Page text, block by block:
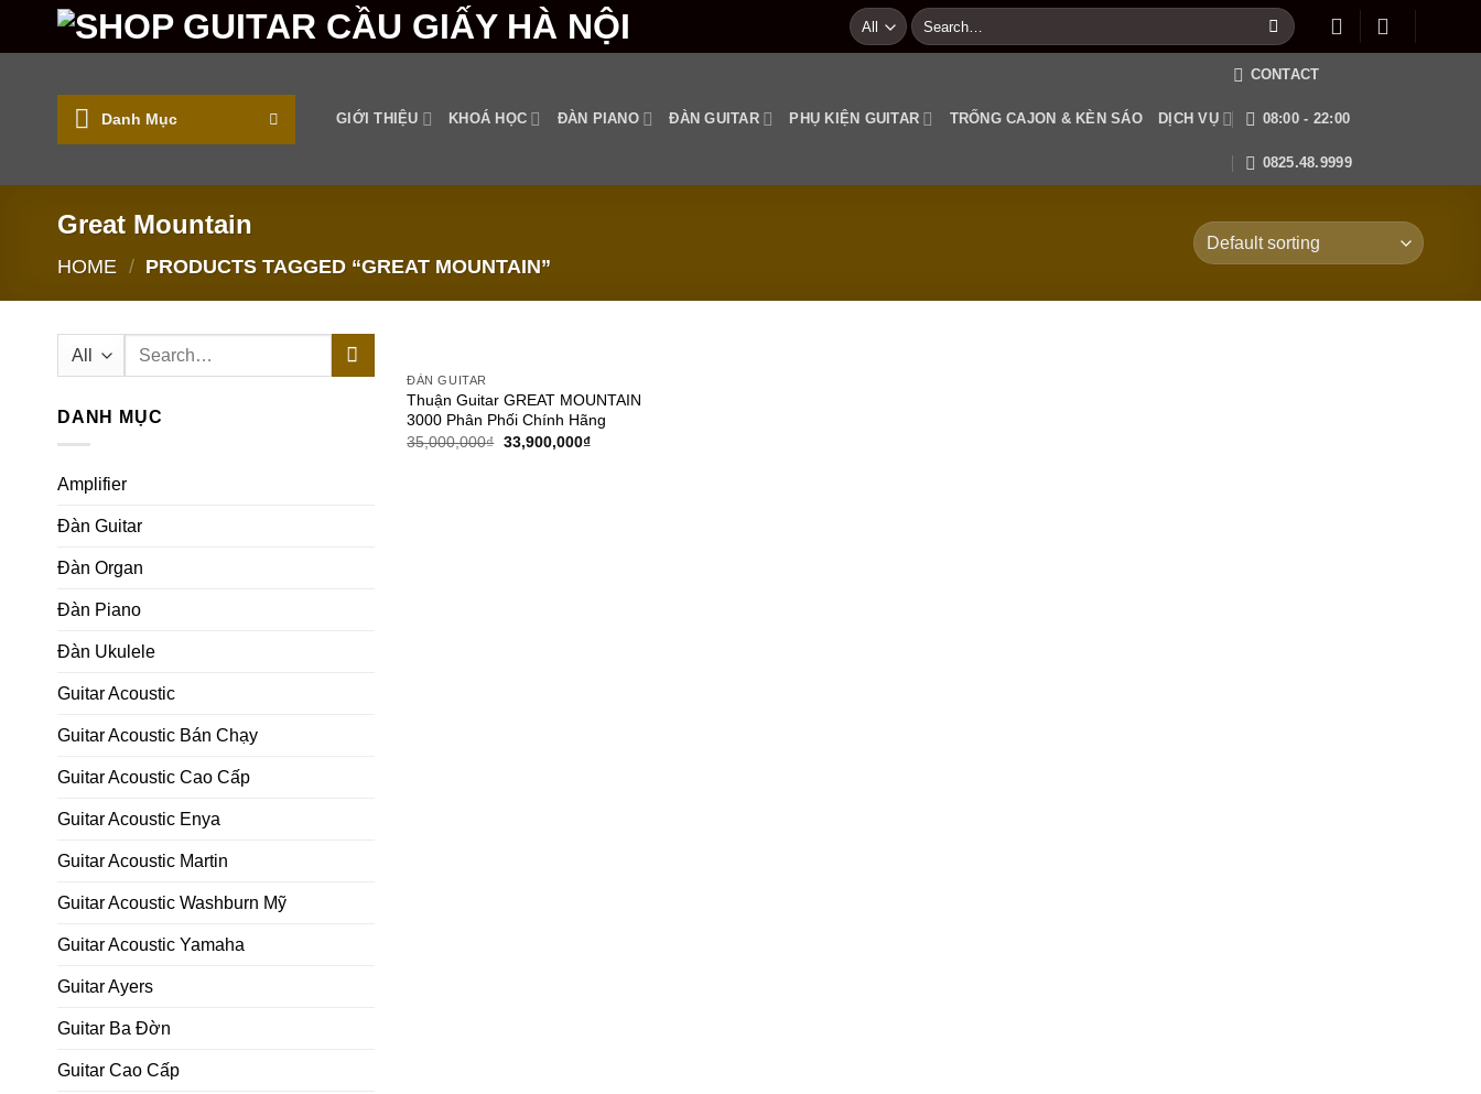
Search
for:
Danh Mục GIỚI THIỆU KHOÁ HỌC ĐÀN PIANO ĐÀN GUITAR PHỤ KIỆN GUITAR TRỐNG CAJON & KÈN SÁO DỊCH VỤ
CONTACT
08:00 - 22:00
0825.48.9999
Great Mountain
HOME / PRODUCTS TAGGED “GREAT MOUNTAIN”
Search
DANH MỤC
Amplifier
Đàn Guitar
Đàn Organ
Đàn Piano
Đàn Ukulele
Guitar Acoustic
Guitar Acoustic Bán Chạy
Guitar Acoustic Cao Cấp
Guitar Acoustic Enya
Guitar Acoustic Martin
Guitar Acoustic Washburn Mỹ
Guitar Acoustic Yamaha
Guitar Ayers
Guitar Ba Đờn
Guitar Cao Cấp
Add to
ĐÀN GUITAR
Thuận Guitar GREAT MOUNTAIN
3000 Phân Phối Chính Hãng
35,000,000₫ 33,900,000₫